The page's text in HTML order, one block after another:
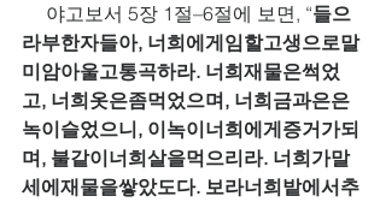
야고보서 5장 1절–6절에 보면, “들으
라부한자들아, 너희에게임할고생으로말
미암아울고통곡하라. 너희재물은썩었
고, 너희옷은좀먹었으며, 너희금과은은
녹이슬었으니, 이녹이너희에게증거가되
며, 불같이너희살을먹으리라. 너희가말
세에재물을쌓았도다. 보라너희밭에서추